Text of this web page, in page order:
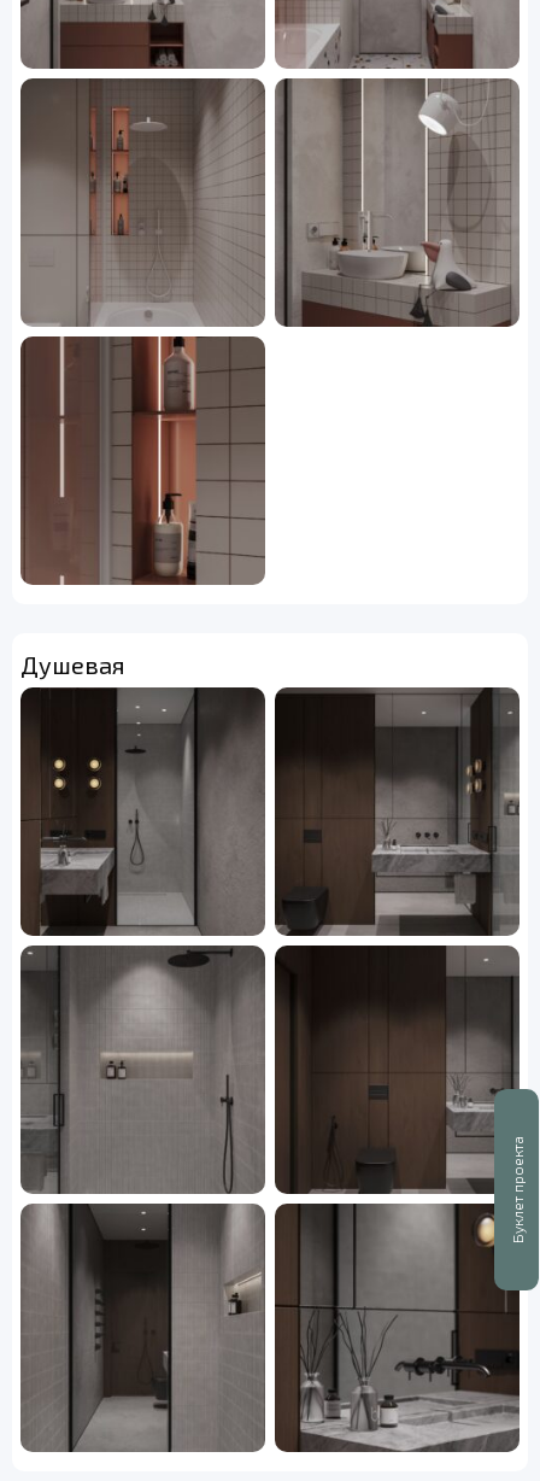
Буклет проекта
Душевая